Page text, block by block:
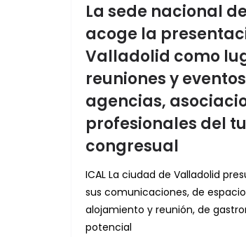
La sede nacional de
acoge la
Valladolid como
reuniones y
agencias,
profesionales del
congresual
ICAL La ciudad de Valladolid
sus comunicaciones, de
alojamiento y reunión, de
potencial